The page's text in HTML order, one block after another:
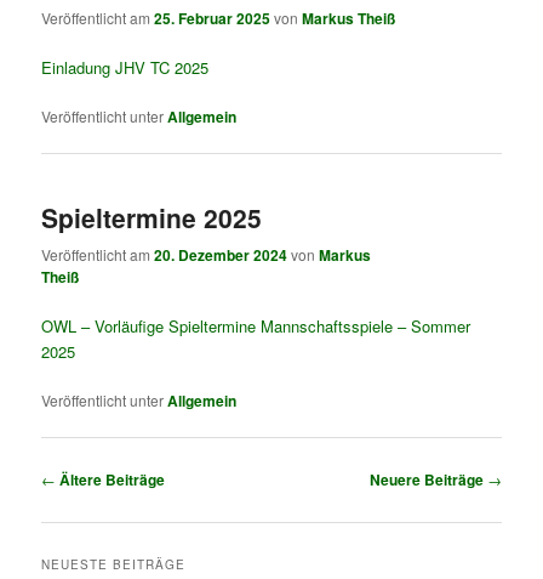
Veröffentlicht am25. Februar 2025vonMarkus Theiß
Einladung JHV TC 2025
Veröffentlicht unterAllgemein
Spieltermine 2025
Veröffentlicht am20. Dezember 2024vonMarkus
Theiß
OWL – Vorläufige Spieltermine Mannschaftsspiele – Sommer
2025
Veröffentlicht unterAllgemein
Artikelnavigation
← Ältere Beiträge Neuere Beiträge →
NEUESTE BEITRÄGE